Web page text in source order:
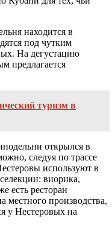
находится в
под чутким
На дегустацию
предлагается
туризм в
открылся в
следуя по трассе
используют в
виорика,
есть ресторан
местного производства,
у Нестеровых на